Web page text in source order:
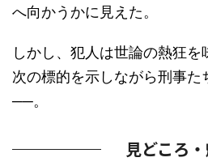
へ向かうかに見えた。
しかし、犯人は世論の熱狂を
次の標的を示しながら刑事た
──。
見どころ